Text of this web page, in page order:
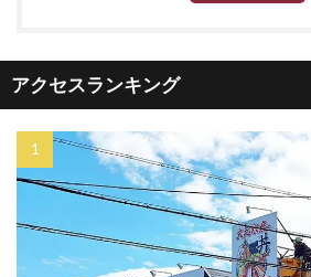
アクセスランキング